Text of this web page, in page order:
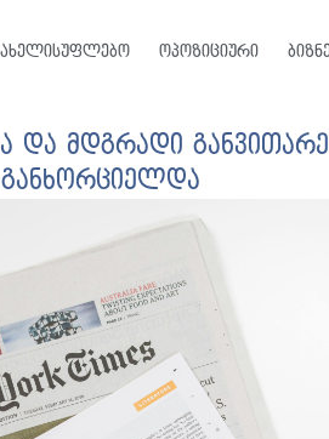
ოპოზიციური
და მდგრადი